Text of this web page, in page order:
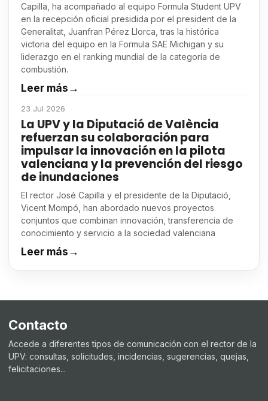
Capilla, ha acompañado al equipo Formula Student UPV
en la recepción oficial presidida por el president de la
Generalitat, Juanfran Pérez Llorca, tras la histórica
victoria del equipo en la Formula SAE Michigan y su
liderazgo en el ranking mundial de la categoría de
combustión.
Leer más→
23 Jul 2026
La UPV y la Diputació de València
refuerzan su colaboración para
impulsar la innovación en la pilota
valenciana y la prevención del riesgo
de inundaciones
El rector José Capilla y el presidente de la Diputació,
Vicent Mompó, han abordado nuevos proyectos
conjuntos que combinan innovación, transferencia de
conocimiento y servicio a la sociedad valenciana
Leer más→
Contacto
Accede a diferentes tipos de comunicación con el rector de la
UPV: consultas, solicitudes, incidencias, sugerencias, quejas,
felicitaciones...